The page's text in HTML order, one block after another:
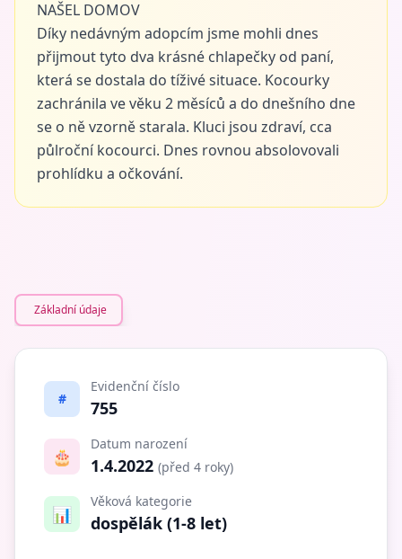
NAŠEL DOMOV
Díky nedávným adopcím jsme mohli dnes
přijmout tyto dva krásné chlapečky od paní,
která se dostala do tíživé situace. Kocourky
zachránila ve věku 2 měsíců a do dnešního dne
se o ně vzorně starala. Kluci jsou zdraví, cca
půlroční kocourci. Dnes rovnou absolovovali
prohlídku a očkování.
Základní údaje
#
Evidenční číslo
755
🎂
Datum narození
1.4.2022 (před 4 roky)
📊
Věková kategorie
dospělák (1-8 let)